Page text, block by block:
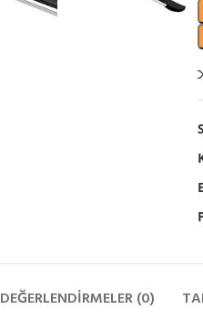
DEĞERLENDIRMELER (0)